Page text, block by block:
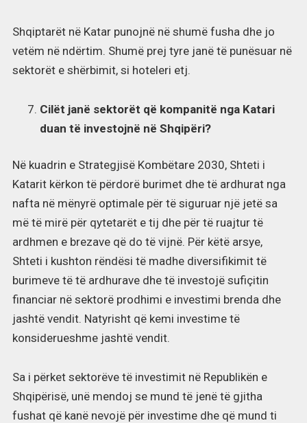
Shqiptarët në Katar punojnë në shumë fusha dhe jo
vetëm në ndërtim. Shumë prej tyre janë të punësuar në
sektorët e shërbimit, si hoteleri etj.
Cilët janë sektorët që kompanitë nga Katari
duan të investojnë në Shqipëri?
Në kuadrin e Strategjisë Kombëtare 2030, Shteti i
Katarit kërkon të përdorë burimet dhe të ardhurat nga
nafta në mënyrë optimale për të siguruar një jetë sa
më të mirë për qytetarët e tij dhe për të ruajtur të
ardhmen e brezave që do të vijnë. Për këtë arsye,
Shteti i kushton rëndësi të madhe diversifikimit të
burimeve të të ardhurave dhe të investojë sufiçitin
financiar në sektorë prodhimi e investimi brenda dhe
jashtë vendit. Natyrisht që kemi investime të
konsiderueshme jashtë vendit.
Sa i përket sektorëve të investimit në Republikën e
Shqipërisë, unë mendoj se mund të jenë të gjitha
fushat që kanë nevojë për investime dhe që mund ti